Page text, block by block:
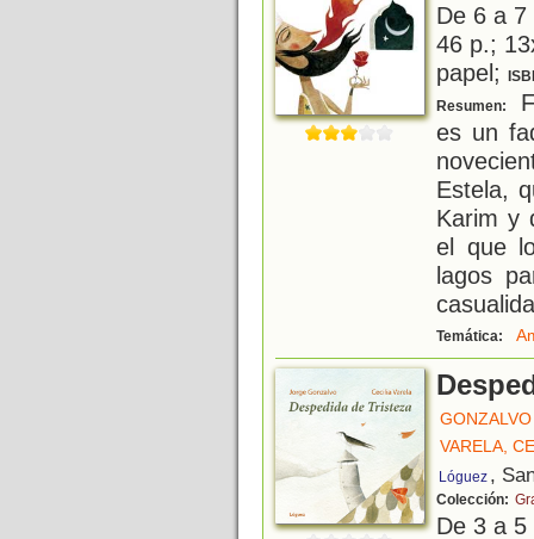
De 6 a
46 p.;
papel;
Resumen:
es un
Estela,
Karim y
el que
lagos
Temática:
VARELA,
Lóguez ,
Colección:
De 3 a